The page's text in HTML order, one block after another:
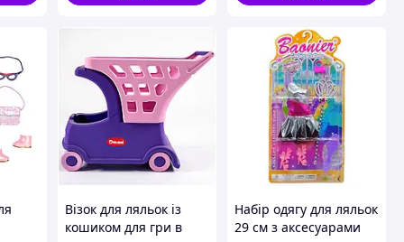
Візок для ляльок із
кошиком для гри в
Набір одягу для ляльок
29 см з аксесуарами